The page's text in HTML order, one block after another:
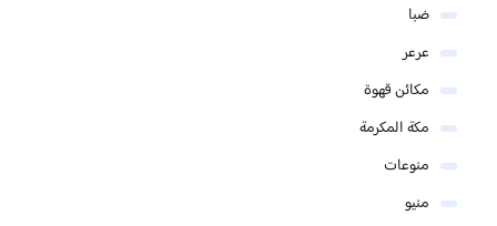
ضبا
عرعر
مكائن قهوة
مكة المكرمة
منوعات
منيو